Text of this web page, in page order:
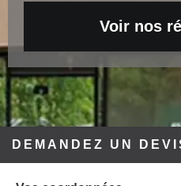
Voir nos
DEMANDEZ UN